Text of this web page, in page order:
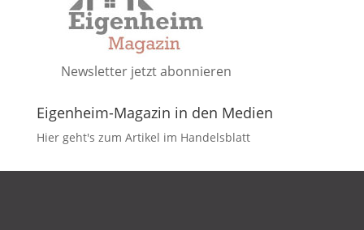
Newsletter jetzt abonnieren
Eigenheim-Magazin in den Medien
Hier geht's zum Artikel im Handelsblatt
DATENSCHUTZ